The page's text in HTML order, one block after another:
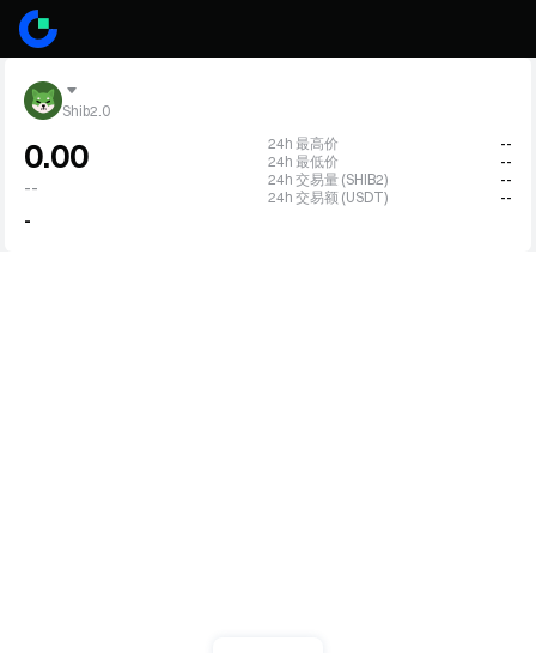
Shib2.0
0.00
--
-
24h 最高价
--
24h 最低价
--
24h 交易量 (SHIB2)
--
24h 交易额 (USDT)
--